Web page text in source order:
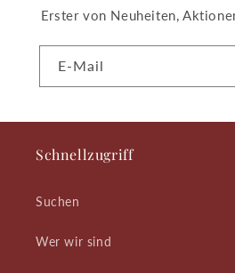
Erster von Neuheiten,
E-Mail
Schnellzugriff
Suchen
Wer wir sind